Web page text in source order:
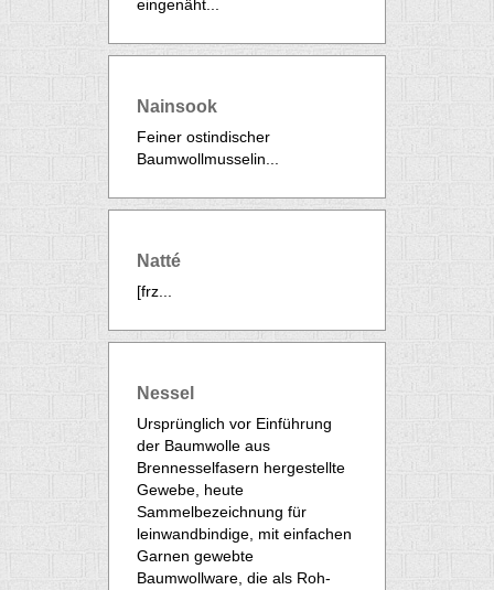
eingenäht...
Nainsook
Feiner ostindischer
Baumwollmusselin...
Natté
[frz...
Nessel
Ursprünglich vor Einführung
der Baumwolle aus
Brennesselfasern hergestellte
Gewebe, heute
Sammelbezeichnung für
leinwandbindige, mit einfachen
Garnen gewebte
Baumwollware, die als Roh-